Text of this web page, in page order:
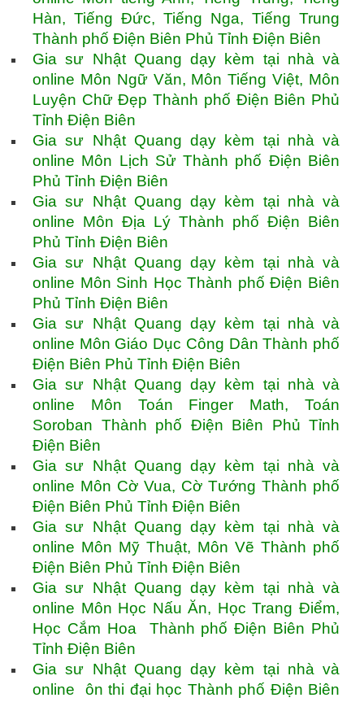
Hàn, Tiếng Đức, Tiếng Nga, Tiếng Trung
Thành phố Điện Biên Phủ Tỉnh Điện Biên
Gia sư Nhật Quang dạy kèm tại nhà và
online Môn Ngữ Văn, Môn Tiếng Việt, Môn
Luyện Chữ Đẹp Thành phố Điện Biên Phủ
Tỉnh Điện Biên
Gia sư Nhật Quang dạy kèm tại nhà và
online Môn Lịch Sử Thành phố Điện Biên
Phủ Tỉnh Điện Biên
Gia sư Nhật Quang dạy kèm tại nhà và
online Môn Địa Lý Thành phố Điện Biên
Phủ Tỉnh Điện Biên
Gia sư Nhật Quang dạy kèm tại nhà và
online Môn Sinh Học Thành phố Điện Biên
Phủ Tỉnh Điện Biên
Gia sư Nhật Quang dạy kèm tại nhà và
online Môn Giáo Dục Công Dân Thành phố
Điện Biên Phủ Tỉnh Điện Biên
Gia sư Nhật Quang dạy kèm tại nhà và
online Môn Toán Finger Math, Toán
Soroban Thành phố Điện Biên Phủ Tỉnh
Điện Biên
Gia sư Nhật Quang dạy kèm tại nhà và
online Môn Cờ Vua, Cờ Tướng Thành phố
Điện Biên Phủ Tỉnh Điện Biên
Gia sư Nhật Quang dạy kèm tại nhà và
online Môn Mỹ Thuật, Môn Vẽ Thành phố
Điện Biên Phủ Tỉnh Điện Biên
Gia sư Nhật Quang dạy kèm tại nhà và
online Môn Học Nấu Ăn, Học Trang Điểm,
Học Cắm Hoa Thành phố Điện Biên Phủ
Tỉnh Điện Biên
Gia sư Nhật Quang dạy kèm tại nhà và
online ôn thi đại học Thành phố Điện Biên